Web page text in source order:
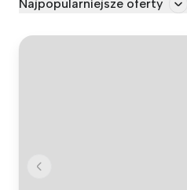
Najpopularniejsze oferty